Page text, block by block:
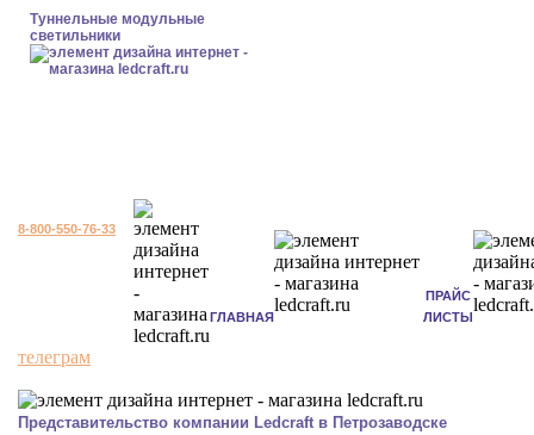
Туннельные модульные
светильники
8-800-550-76-33
ГЛАВНАЯ
ПРАЙС
ЛИСТЫ
телеграм
Представительство компании Ledcraft в Петрозаводске